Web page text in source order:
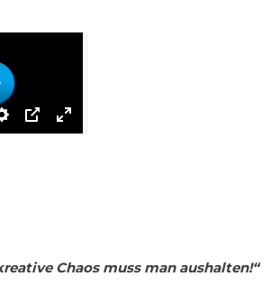
Settings
PIP Enter
Chaos muss man aushalten!“